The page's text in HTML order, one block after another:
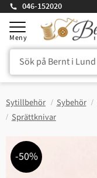
Meny
046-152020
Sytillbehör Sybehör
Sprättknivar
50%